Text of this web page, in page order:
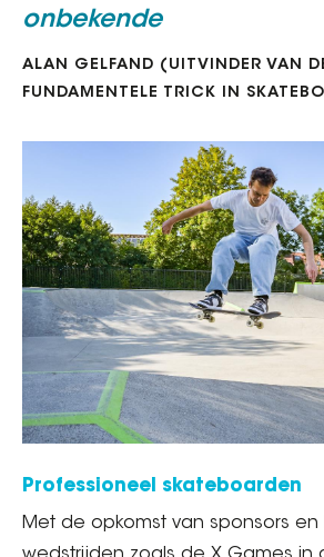
onbekende
ALAN GELFAND (UITVINDER VAN
FUNDAMENTELE TRICK IN
Professioneel skateboarden
Met de opkomst van sponsors en